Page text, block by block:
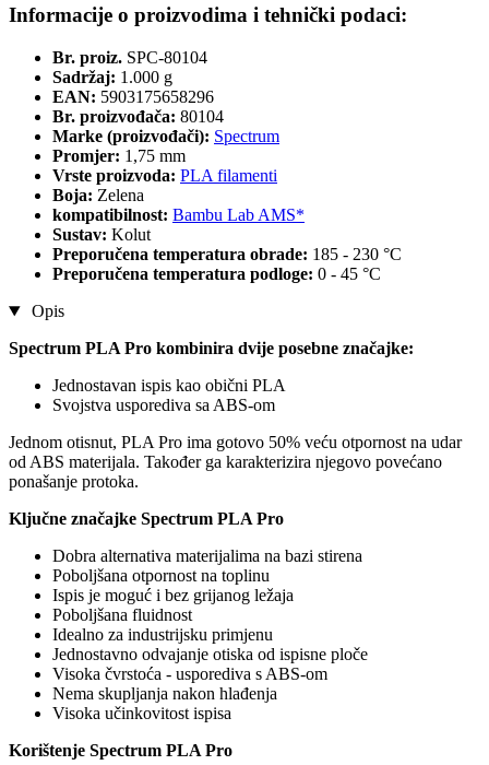
Informacije o proizvodima i tehnički podaci:
Br. proiz. SPC-80104
Sadržaj: 1.000 g
EAN: 5903175658296
Br. proizvođača: 80104
Marke (proizvođači): Spectrum
Promjer: 1,75 mm
Vrste proizvoda: PLA filamenti
Boja: Zelena
kompatibilnost: Bambu Lab AMS*
Sustav: Kolut
Preporučena temperatura obrade: 185 - 230 °C
Preporučena temperatura podloge: 0 - 45 °C
Opis
Spectrum PLA Pro kombinira dvije posebne značajke:
Jednostavan ispis kao obični PLA
Svojstva usporediva sa ABS-om
Jednom otisnut, PLA Pro ima gotovo 50% veću otpornost na udar
od ABS materijala. Također ga karakterizira njegovo povećano
ponašanje protoka.
Ključne značajke Spectrum PLA Pro
Dobra alternativa materijalima na bazi stirena
Poboljšana otpornost na toplinu
Ispis je moguć i bez grijanog ležaja
Poboljšana fluidnost
Idealno za industrijsku primjenu
Jednostavno odvajanje otiska od ispisne ploče
Visoka čvrstoća - usporediva s ABS-om
Nema skupljanja nakon hlađenja
Visoka učinkovitost ispisa
Korištenje Spectrum PLA Pro